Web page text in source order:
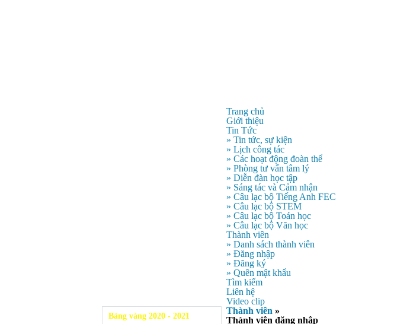
Trang chủ
Giới thiệu
Tin Tức
» Tin tức, sự kiện
» Lịch công tác
» Các hoạt động đoàn thể
» Phòng tư vấn tâm lý
» Diễn đàn học tập
» Sáng tác và Cảm nhận
» Câu lạc bộ Tiếng Anh FEC
» Câu lạc bộ STEM
» Câu lạc bộ Toán học
» Câu lạc bộ Văn học
Thành viên
» Danh sách thành viên
» Đăng nhập
» Đăng ký
» Quên mật khẩu
Tìm kiếm
Liên hệ
Video clip
Bảng vàng 2020 - 2021
Thành viên »
Thành viên đăng nhập